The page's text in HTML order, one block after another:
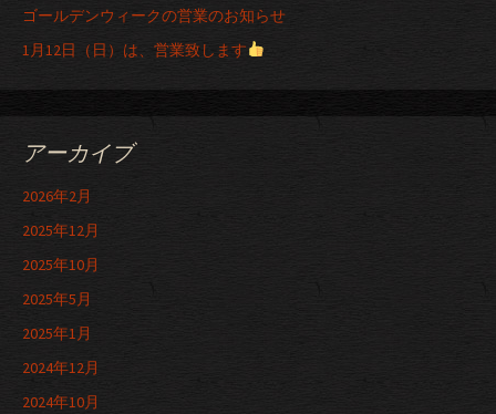
ゴールデンウィークの営業のお知らせ
1月12日（日）は、営業致します
アーカイブ
2026年2月
2025年12月
2025年10月
2025年5月
2025年1月
2024年12月
2024年10月